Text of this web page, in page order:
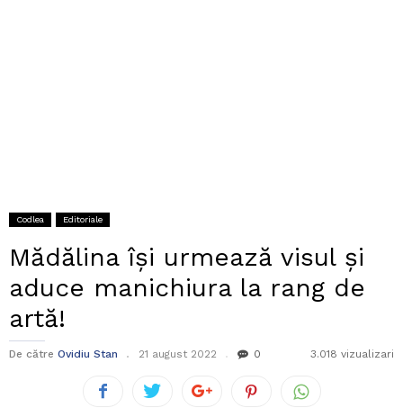
Codlea Editoriale
Mădălina își urmează visul și
aduce manichiura la rang de
artă!
De către Ovidiu Stan 21 august 2022 0 3.018 vizualizari